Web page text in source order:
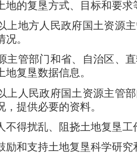
的复垦方式、目标和要求
上地方人民政府国土资源
。
主管部门和省、自治区、
复垦数据信息。
上人民政府国土资源主管
提供必要的资料。
不得扰乱、阻挠土地复垦工
和支持土地复垦科学研究